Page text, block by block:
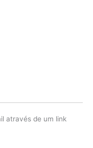
através de um link